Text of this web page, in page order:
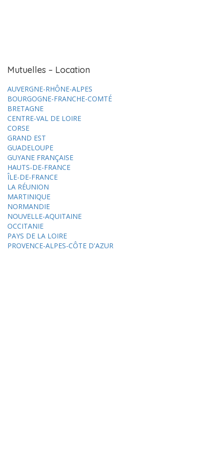
Mutuelles – Location
AUVERGNE-RHÔNE-ALPES
BOURGOGNE-FRANCHE-COMTÉ
BRETAGNE
CENTRE-VAL DE LOIRE
CORSE
GRAND EST
GUADELOUPE
GUYANE FRANÇAISE
HAUTS-DE-FRANCE
ÎLE-DE-FRANCE
LA RÉUNION
MARTINIQUE
NORMANDIE
NOUVELLE-AQUITAINE
OCCITANIE
PAYS DE LA LOIRE
PROVENCE-ALPES-CÔTE D'AZUR